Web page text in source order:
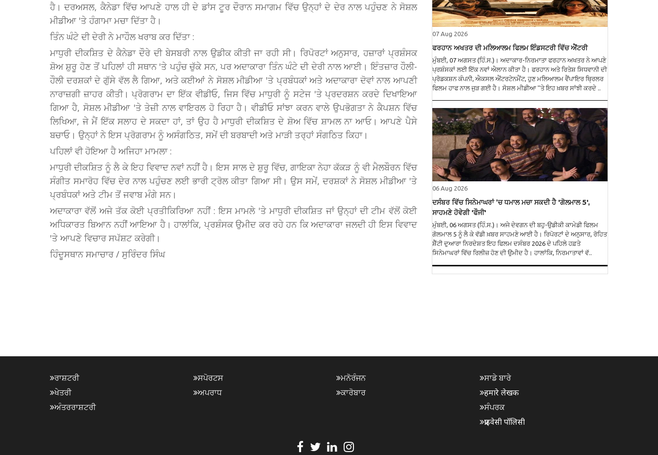
ਹੈ। ਦਰਅਸਲ, ਕੈਨੇਡਾ ਵਿੱਚ ਆਪਣੇ ਹਾਲ ਹੀ ਦੇ ਡਾਂਸ ਟੂਰ ਦੌਰਾਨ ਸਮਾਗਮ ਵਿੱਚ ਉਨ੍ਹਾਂ ਦੇ ਦੇਰ ਨਾਲ ਪਹੁੰਚਣ ਨੇ ਸੋਸ਼ਲ
ਮੀਡੀਆ 'ਤੇ ਹੰਗਾਮਾ ਮਚਾ ਦਿੱਤਾ ਹੈ।
ਤਿੰਨ ਘੰਟੇ ਦੀ ਦੇਰੀ ਨੇ ਮਾਹੌਲ ਖਰਾਬ ਕਰ ਦਿੱਤਾ :
ਮਾਧੁਰੀ ਦੀਕਸ਼ਿਤ ਦੇ ਕੈਨੇਡਾ ਦੌਰੇ ਦੀ ਬੇਸਬਰੀ ਨਾਲ ਉਡੀਕ ਕੀਤੀ ਜਾ ਰਹੀ ਸੀ। ਰਿਪੋਰਟਾਂ ਅਨੁਸਾਰ, ਹਜ਼ਾਰਾਂ ਪ੍ਰਸ਼ੰਸਕ
ਸ਼ੋਅ ਸ਼ੁਰੂ ਹੋਣ ਤੋਂ ਪਹਿਲਾਂ ਹੀ ਸਥਾਨ 'ਤੇ ਪਹੁੰਚ ਚੁੱਕੇ ਸਨ, ਪਰ ਅਦਾਕਾਰਾ ਤਿੰਨ ਘੰਟੇ ਦੀ ਦੇਰੀ ਨਾਲ ਆਈ। ਇੰਤਜ਼ਾਰ ਹੌਲੀ-
ਹੌਲੀ ਦਰਸ਼ਕਾਂ ਦੇ ਗੁੱਸੇ ਵੱਲ ਲੈ ਗਿਆ, ਅਤੇ ਕਈਆਂ ਨੇ ਸੋਸ਼ਲ ਮੀਡੀਆ 'ਤੇ ਪ੍ਰਬੰਧਕਾਂ ਅਤੇ ਅਦਾਕਾਰਾ ਦੋਵਾਂ ਨਾਲ ਆਪਣੀ
ਨਾਰਾਜ਼ਗੀ ਜ਼ਾਹਰ ਕੀਤੀ। ਪ੍ਰੋਗਰਾਮ ਦਾ ਇੱਕ ਵੀਡੀਓ, ਜਿਸ ਵਿੱਚ ਮਾਧੁਰੀ ਨੂੰ ਸਟੇਜ 'ਤੇ ਪ੍ਰਦਰਸ਼ਨ ਕਰਦੇ ਦਿਖਾਇਆ
ਗਿਆ ਹੈ, ਸੋਸ਼ਲ ਮੀਡੀਆ 'ਤੇ ਤੇਜ਼ੀ ਨਾਲ ਵਾਇਰਲ ਹੋ ਰਿਹਾ ਹੈ। ਵੀਡੀਓ ਸਾਂਝਾ ਕਰਨ ਵਾਲੇ ਉਪਭੋਗਤਾ ਨੇ ਕੈਪਸ਼ਨ ਵਿੱਚ
ਲਿਖਿਆ, ਜੇ ਮੈਂ ਇੱਕ ਸਲਾਹ ਦੇ ਸਕਦਾ ਹਾਂ, ਤਾਂ ਉਹ ਹੈ ਮਾਧੁਰੀ ਦੀਕਸ਼ਿਤ ਦੇ ਸ਼ੋਅ ਵਿੱਚ ਸ਼ਾਮਲ ਨਾ ਆਓ। ਆਪਣੇ ਪੈਸੇ
ਬਚਾਓ। ਉਨ੍ਹਾਂ ਨੇ ਇਸ ਪ੍ਰੋਗਰਾਮ ਨੂੰ ਅਸੰਗਠਿਤ, ਸਮੇਂ ਦੀ ਬਰਬਾਦੀ ਅਤੇ ਮਾੜੀ ਤਰ੍ਹਾਂ ਸੰਗਠਿਤ ਕਿਹਾ।
ਪਹਿਲਾਂ ਵੀ ਹੋਇਆ ਹੈ ਅਜਿਹਾ ਮਾਮਲਾ :
ਮਾਧੁਰੀ ਦੀਕਸ਼ਿਤ ਨੂੰ ਲੈ ਕੇ ਇਹ ਵਿਵਾਦ ਨਵਾਂ ਨਹੀਂ ਹੈ। ਇਸ ਸਾਲ ਦੇ ਸ਼ੁਰੂ ਵਿੱਚ, ਗਾਇਕਾ ਨੇਹਾ ਕੱਕੜ ਨੂੰ ਵੀ ਮੈਲਬੌਰਨ ਵਿੱਚ
ਸੰਗੀਤ ਸਮਾਰੋਹ ਵਿੱਚ ਦੇਰ ਨਾਲ ਪਹੁੰਚਣ ਲਈ ਭਾਰੀ ਟ੍ਰੋਲ ਕੀਤਾ ਗਿਆ ਸੀ। ਉਸ ਸਮੇਂ, ਦਰਸ਼ਕਾਂ ਨੇ ਸੋਸ਼ਲ ਮੀਡੀਆ 'ਤੇ
ਪ੍ਰਬੰਧਕਾਂ ਅਤੇ ਟੀਮ ਤੋਂ ਜਵਾਬ ਮੰਗੇ ਸਨ।
ਅਦਾਕਾਰਾ ਵੱਲੋਂ ਅਜੇ ਤੱਕ ਕੋਈ ਪ੍ਰਤੀਕਿਰਿਆ ਨਹੀਂ : ਇਸ ਮਾਮਲੇ 'ਤੇ ਮਾਧੁਰੀ ਦੀਕਸ਼ਿਤ ਜਾਂ ਉਨ੍ਹਾਂ ਦੀ ਟੀਮ ਵੱਲੋਂ ਕੋਈ
ਅਧਿਕਾਰਤ ਬਿਆਨ ਨਹੀਂ ਆਇਆ ਹੈ। ਹਾਲਾਂਕਿ, ਪ੍ਰਸ਼ੰਸਕ ਉਮੀਦ ਕਰ ਰਹੇ ਹਨ ਕਿ ਅਦਾਕਾਰਾ ਜਲਦੀ ਹੀ ਇਸ ਵਿਵਾਦ
'ਤੇ ਆਪਣੇ ਵਿਚਾਰ ਸਪੱਸ਼ਟ ਕਰੇਗੀ।
ਹਿੰਦੂਸਥਾਨ ਸਮਾਚਾਰ / ਸੁਰਿੰਦਰ ਸਿੰਘ
07 Aug 2026
ਫਰਹਾਨ ਅਖਤਰ ਦੀ ਮਲਿਆਲਮ ਫਿਲਮ ਇੰਡਸਟਰੀ ਵਿੱਚ ਐਂਟਰੀ
ਮੁੰਬਈ, 07 ਅਗਸਤ (ਹਿੰ.ਸ.)। ਅਦਾਕਾਰ-ਨਿਰਮਾਤਾ ਫਰਹਾਨ ਅਖਤਰ ਨੇ ਆਪਣੇ
ਪ੍ਰਸ਼ੰਸਕਾਂ ਲਈ ਇੱਕ ਨਵਾਂ ਐਲਾਨ ਕੀਤਾ ਹੈ। ਫਰਹਾਨ ਅਤੇ ਰਿਤੇਸ਼ ਸਿਧਵਾਨੀ ਦੀ
ਪ੍ਰੋਡਕਸ਼ਨ ਕੰਪਨੀ, ਐਕਸਲ ਐਂਟਰਟੇਨਮੈਂਟ, ਹੁਣ ਮਲਿਆਲਮ ਵੈਂਪਾਇਰ ਥ੍ਰਿਲਰ
ਫਿਲਮ ਹਾਫ ਨਾਲ ਜੁੜ ਗਈ ਹੈ। ਸੋਸ਼ਲ ਮੀਡੀਆ ''ਤੇ ਇਹ ਖ਼ਬਰ ਸਾਂਝੀ ਕਰਦੇ ..
06 Aug 2026
ਦਸੰਬਰ ਵਿੱਚ ਸਿਨੇਮਾਘਰਾਂ ’ਚ ਧਮਾਲ ਮਚਾ ਸਕਦੀ ਹੈ 'ਗੋਲਮਾਲ 5',
ਸਾਹਮਣੇ ਹੋਵੇਗੀ 'ਫੌਜੀ'
ਮੁੰਬਈ, 06 ਅਗਸਤ (ਹਿੰ.ਸ.)। ਅਜੇ ਦੇਵਗਨ ਦੀ ਬਹੁ-ਉਡੀਕੀ ਕਾਮੇਡੀ ਫਿਲਮ
ਗੋਲਮਾਲ 5 ਨੂੰ ਲੈ ਕੇ ਵੱਡੀ ਖ਼ਬਰ ਸਾਹਮਣੇ ਆਈ ਹੈ। ਰਿਪੋਰਟਾਂ ਦੇ ਅਨੁਸਾਰ, ਰੋਹਿਤ
ਸ਼ੈੱਟੀ ਦੁਆਰਾ ਨਿਰਦੇਸ਼ਤ ਇਹ ਫਿਲਮ ਦਸੰਬਰ 2026 ਦੇ ਪਹਿਲੇ ਹਫ਼ਤੇ
ਸਿਨੇਮਾਘਰਾਂ ਵਿੱਚ ਰਿਲੀਜ਼ ਹੋਣ ਦੀ ਉਮੀਦ ਹੈ। ਹਾਲਾਂਕਿ, ਨਿਰਮਾਤਾਵਾਂ ਵੱ..
ਰਾਸ਼ਟਰੀ
ਖੇਤਰੀ
ਅੰਤਰਰਾਸ਼ਟਰੀ
ਸਪੋਰਟਸ
ਅਪਰਾਧ
ਮਨੋਰੰਜਨ
ਕਾਰੋਬਾਰ
ਸਾਡੇ ਬਾਰੇ
हमारे लेखक
ਸੰਪਰਕ
प्राइवेसी पॉलिसी